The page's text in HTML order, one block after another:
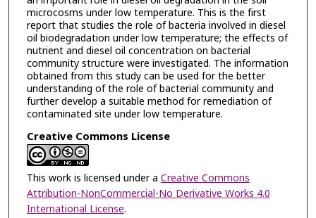
microcosms under low temperature. This is the first
report that studies the role of bacteria involved in diesel
oil biodegradation under low temperature; the effects of
nutrient and diesel oil concentration on bacterial
community structure were investigated. The information
obtained from this study can be used for the better
understanding of the role of bacterial community and
further develop a suitable method for remediation of
contaminated site under low temperature.
Creative Commons License
This work is licensed under a Creative Commons
Attribution-NonCommercial-No Derivative Works 4.0
International License.